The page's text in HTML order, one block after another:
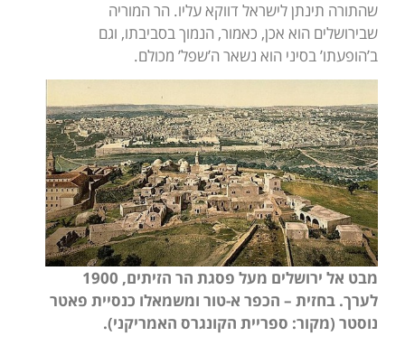
שהתורה תינתן לישראל דווקא עליו. הר המוריה
שבירושלים הוא אכן, כאמור, הנמוך בסביבתו, וגם
ב’הופעתו’ בסיני הוא נשאר ה’שפל’ מכולם.
מבט אל ירושלים מעל פסגת הר הזיתים, 1900
לערך. בחזית – הכפר א-טור ומשמאלו כנסיית פאטר
נוסטר (מקור: ספריית הקונגרס האמריקני).